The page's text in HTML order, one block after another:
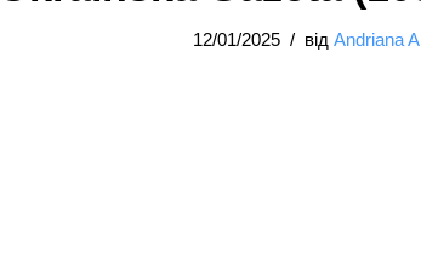
12/01/2025 від Andriana